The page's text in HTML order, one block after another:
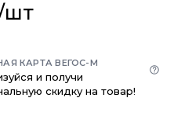
шт
КАРТА ВЕГОС-М
и получи
скидку на товар!